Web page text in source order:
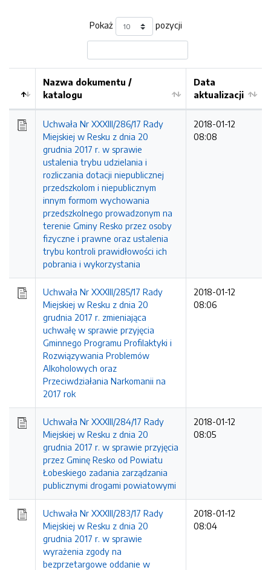
Pokaż pozycji
Nazwa dokumentu /
katalogu
Data
aktualizacji
Uchwała Nr XXXIII/286/17 Rady
Miejskiej w Resku z dnia 20
grudnia 2017 r. w sprawie
ustalenia trybu udzielania i
rozliczania dotacji niepublicznej
przedszkolom i niepublicznym
innym formom wychowania
przedszkolnego prowadzonym na
terenie Gminy Resko przez osoby
fizyczne i prawne oraz ustalenia
trybu kontroli prawidłowości ich
pobrania i wykorzystania
2018-01-12
08:08
Uchwała Nr XXXIII/285/17 Rady
Miejskiej w Resku z dnia 20
grudnia 2017 r. zmieniająca
uchwałę w sprawie przyjęcia
Gminnego Programu Profilaktyki i
Rozwiązywania Problemów
Alkoholowych oraz
Przeciwdziałania Narkomanii na
2017 rok
2018-01-12
08:06
Uchwała Nr XXXIII/284/17 Rady
Miejskiej w Resku z dnia 20
grudnia 2017 r. w sprawie przyjęcia
przez Gminę Resko od Powiatu
Łobeskiego zadania zarządzania
publicznymi drogami powiatowymi
2018-01-12
08:05
Uchwała Nr XXXIII/283/17 Rady
Miejskiej w Resku z dnia 20
grudnia 2017 r. w sprawie
wyrażenia zgody na
bezprzetargowe oddanie w
2018-01-12
08:04